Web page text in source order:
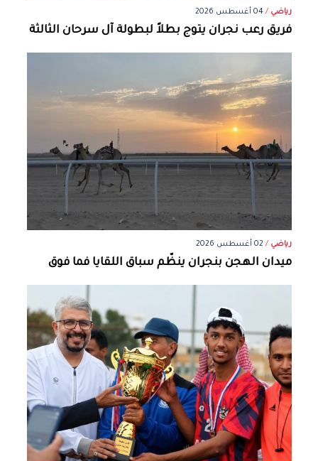
رياضي /04 أغسطس 2026
فريق رعب نجران يتوج بطلاً لبطولة آل سرحان الثالثة
رياضي / 02 أغسطس 2026
ميدان الهجن بنجران ينظّم سباق اللقايا فما فوق